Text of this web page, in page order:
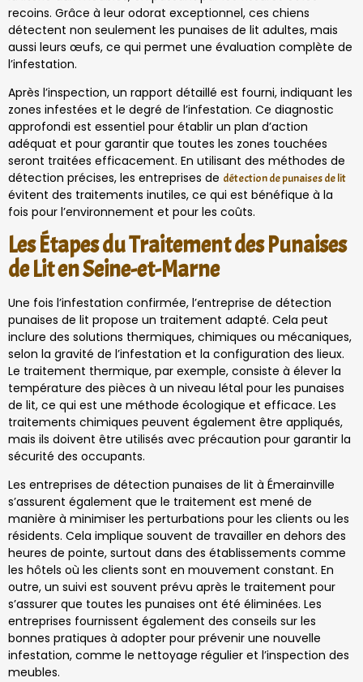
recoins. Grâce à leur odorat exceptionnel, ces chiens
détectent non seulement les punaises de lit adultes, mais
aussi leurs œufs, ce qui permet une évaluation complète de
l’infestation.
Après l’inspection, un rapport détaillé est fourni, indiquant les
zones infestées et le degré de l’infestation. Ce diagnostic
approfondi est essentiel pour établir un plan d’action
adéquat et pour garantir que toutes les zones touchées
seront traitées efficacement. En utilisant des méthodes de
détection précises, les entreprises de détection de punaises de lit
évitent des traitements inutiles, ce qui est bénéfique à la
fois pour l’environnement et pour les coûts.
Les Étapes du Traitement des Punaises
de Lit en Seine-et-Marne
Une fois l’infestation confirmée, l’entreprise de détection
punaises de lit propose un traitement adapté. Cela peut
inclure des solutions thermiques, chimiques ou mécaniques,
selon la gravité de l’infestation et la configuration des lieux.
Le traitement thermique, par exemple, consiste à élever la
température des pièces à un niveau létal pour les punaises
de lit, ce qui est une méthode écologique et efficace. Les
traitements chimiques peuvent également être appliqués,
mais ils doivent être utilisés avec précaution pour garantir la
sécurité des occupants.
Les entreprises de détection punaises de lit à Émerainville
s’assurent également que le traitement est mené de
manière à minimiser les perturbations pour les clients ou les
résidents. Cela implique souvent de travailler en dehors des
heures de pointe, surtout dans des établissements comme
les hôtels où les clients sont en mouvement constant. En
outre, un suivi est souvent prévu après le traitement pour
s’assurer que toutes les punaises ont été éliminées. Les
entreprises fournissent également des conseils sur les
bonnes pratiques à adopter pour prévenir une nouvelle
infestation, comme le nettoyage régulier et l’inspection des
meubles.